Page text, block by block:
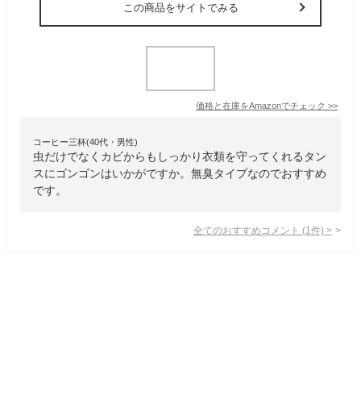
この商品をサイトでみる
価格と在庫をAmazonでチェック >>
コーヒー三杯(40代・男性)
虫だけでなくカビからもしっかり衣類を守ってくれるタン
スにゴンゴンはいかがですか。無臭タイプなのでおすすめ
です。
全てのおすすめコメント (1 件) >